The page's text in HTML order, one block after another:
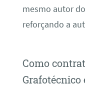
mesmo autor
reforçando a
Como
Grafotécnico